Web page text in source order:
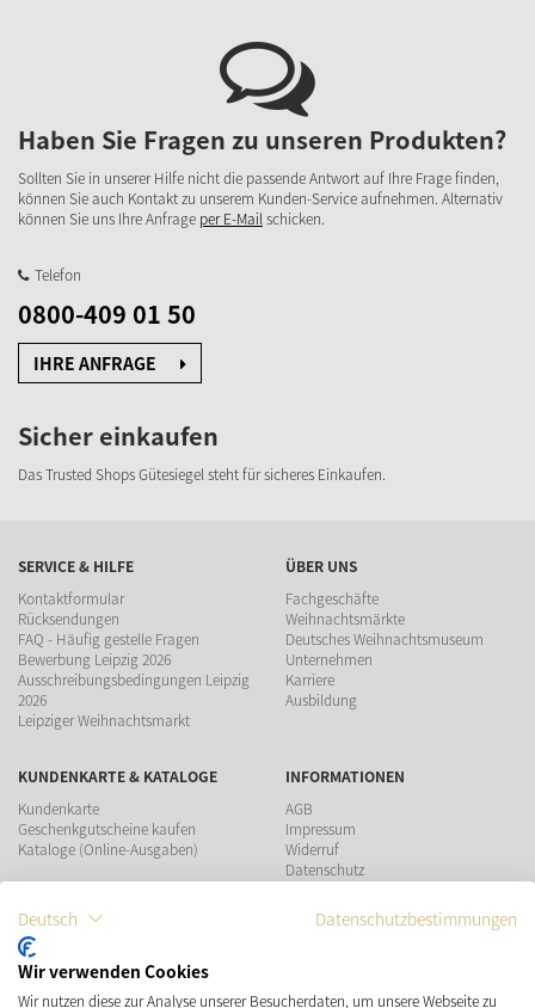
Haben Sie Fragen zu unseren Produkten?
Sollten Sie in unserer Hilfe nicht die passende Antwort auf Ihre Frage finden,
können Sie auch Kontakt zu unserem Kunden-Service aufnehmen. Alternativ
können Sie uns Ihre Anfrage per E-Mailschicken.
Telefon
0800-409 01 50
IHRE ANFRAGE
Sicher einkaufen
Das Trusted Shops Gütesiegel steht für sicheres Einkaufen.
SERVICE & HILFE
Kontaktformular
Rücksendungen
FAQ - Häufig gestelle Fragen
Bewerbung Leipzig 2026
Ausschreibungsbedingungen Leipzig
2026
Leipziger Weihnachtsmarkt
ÜBER UNS
Fachgeschäfte
Weihnachtsmärkte
Deutsches Weihnachtsmuseum
Unternehmen
Karriere
Ausbildung
KUNDENKARTE & KATALOGE
Kundenkarte
Geschenkgutscheine kaufen
Kataloge (Online-Ausgaben)
INFORMATIONEN
AGB
Impressum
Widerruf
Datenschutz
ZAHLUNGSMÖGLICHKEITEN
Deutsch Datenschutzbestimmungen
Wir verwenden Cookies
Wir nutzen diese zur Analyse unserer Besucherdaten, um unsere Webseite zu